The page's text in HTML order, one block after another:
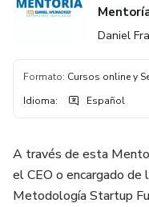
Daniel
Formato: Cursos online y
Idioma: Español
A través de esta
el CEO o encargado
Metodología Startup